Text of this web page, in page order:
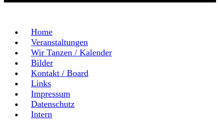
Home
Veranstaltungen
Wir Tanzen / Kalender
Bilder
Kontakt / Board
Links
Impressum
Datenschutz
Intern